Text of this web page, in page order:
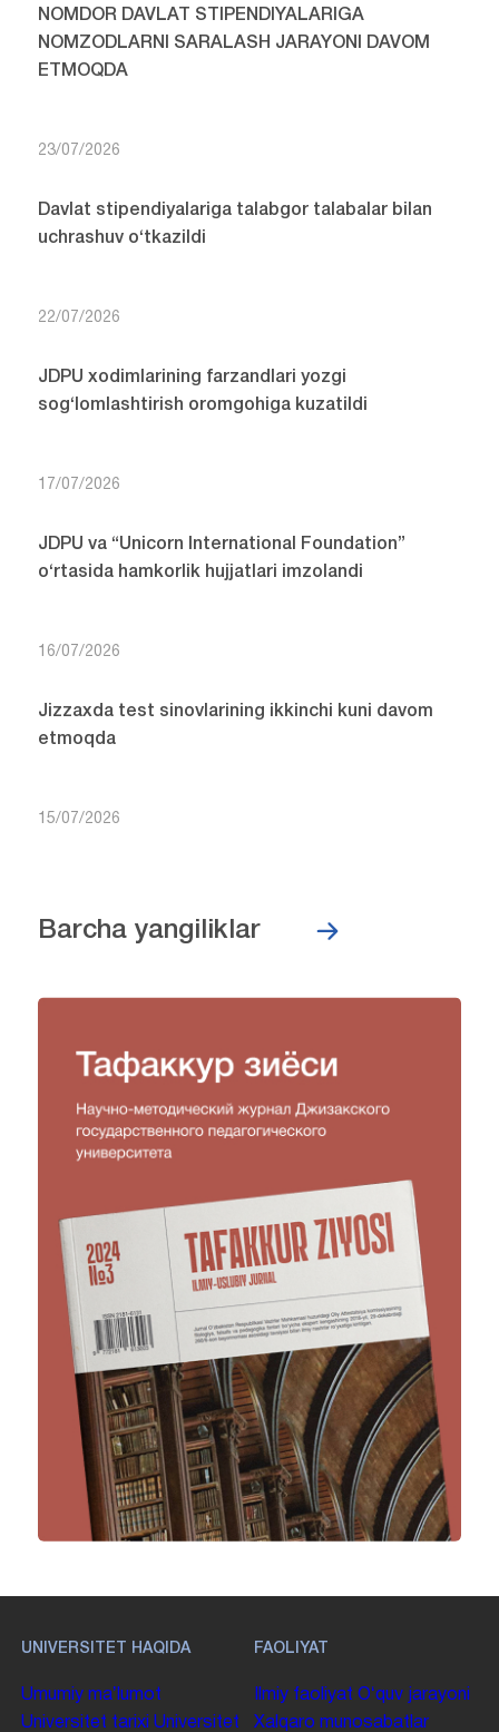
NOMDOR DAVLAT STIPENDIYALARIGA
NOMZODLARNI SARALASH JARAYONI DAVOM
ETMOQDA
23/07/2026
Davlat stipendiyalariga talabgor talabalar bilan
uchrashuv o‘tkazildi
22/07/2026
JDPU xodimlarining farzandlari yozgi
sog‘lomlashtirish oromgohiga kuzatildi
17/07/2026
JDPU va “Unicorn International Foundation”
o‘rtasida hamkorlik hujjatlari imzolandi
16/07/2026
Jizzaxda test sinovlarining ikkinchi kuni davom
etmoqda
15/07/2026
Barcha yangiliklar
UNIVERSITET HAQIDA
Umumiy maʼlumot
Universitet tarixi Universitet
FAOLIYAT
Ilmiy faoliyat Oʻquv jarayoni
Xalqaro munosabatlar